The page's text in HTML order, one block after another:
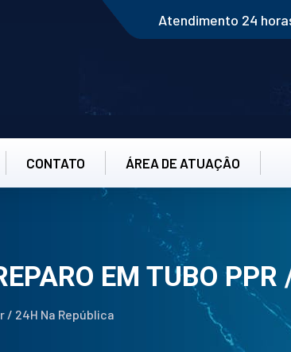
Atendimento 24
CONTATO ÁREA DE ATUAÇÂO
EM TUBO
/ 24H Na República